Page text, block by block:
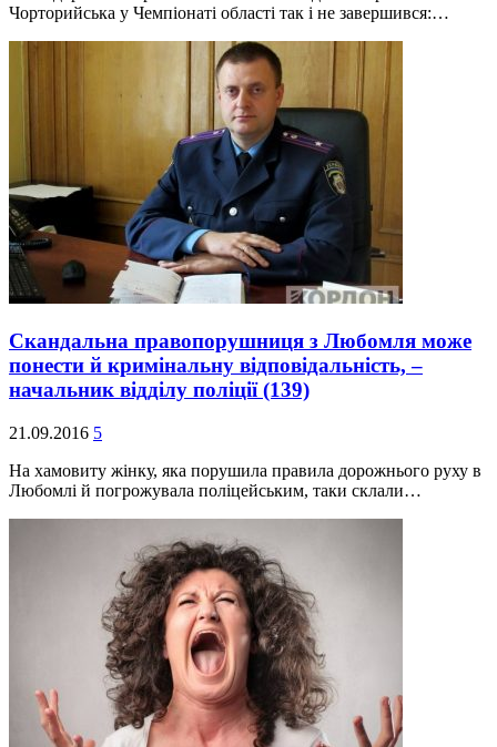
Чорторийська у Чемпіонаті області так і не завершився:…
Скандальна правопорушниця з Любомля може
понести й кримінальну відповідальність, –
начальник відділу поліції(139)
21.09.2016 5
На хамовиту жінку, яка порушила правила дорожнього руху в
Любомлі й погрожувала поліцейським, таки склали…